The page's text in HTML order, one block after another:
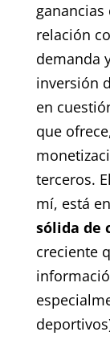
relación
demanda
inversión
en
que
terceros.
mí, está
sólida de
creciente